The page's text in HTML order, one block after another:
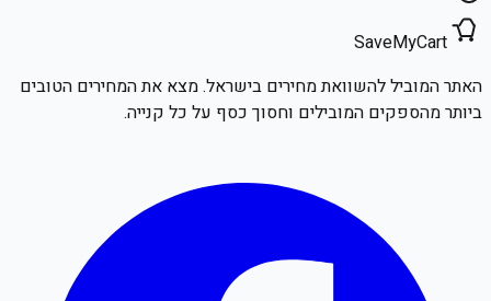
SaveMyCart
האתר המוביל להשוואת מחירים בישראל. מצא את המחירים הטובים
ביותר מהספקים המובילים וחסוך כסף על כל קנייה.